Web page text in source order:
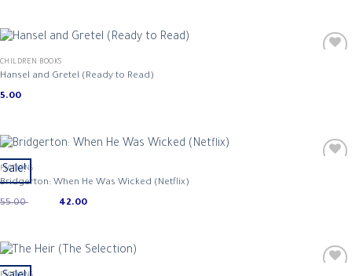
CHILDREN BOOKS
Hansel and Gretel (Ready to Read)
5.00
Sale!
FICTIONS
Bridgerton: When He Was Wicked (Netflix)
55.00
Original
price 42.00